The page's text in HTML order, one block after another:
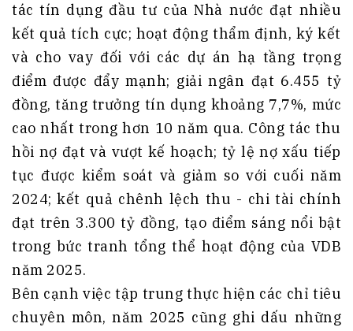
tác tín dụng đầu tư của Nhà nước đạt nhiều
kết quả tích cực; hoạt động thẩm định, ký kết
và cho vay đối với các dự án hạ tầng trọng
điểm được đẩy mạnh; giải ngân đạt 6.455 tỷ
đồng, tăng trưởng tín dụng khoảng 7,7%, mức
cao nhất trong hơn 10 năm qua. Công tác thu
hồi nợ đạt và vượt kế hoạch; tỷ lệ nợ xấu tiếp
tục được kiểm soát và giảm so với cuối năm
2024; kết quả chênh lệch thu - chi tài chính
đạt trên 3.300 tỷ đồng, tạo điểm sáng nổi bật
trong bức tranh tổng thể hoạt động của VDB
năm 2025.
Bên cạnh việc tập trung thực hiện các chỉ tiêu
chuyên môn, năm 2025 cũng ghi dấu những